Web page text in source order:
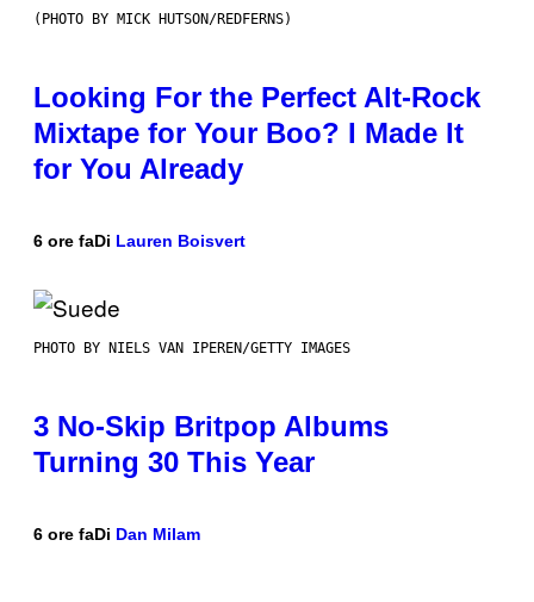
(PHOTO BY MICK HUTSON/REDFERNS)
Looking For the Perfect Alt-Rock
Mixtape for Your Boo? I Made It
for You Already
6 ore faDi Lauren Boisvert
PHOTO BY NIELS VAN IPEREN/GETTY IMAGES
3 No-Skip Britpop Albums
Turning 30 This Year
6 ore faDi Dan Milam